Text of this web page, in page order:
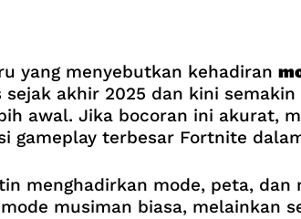
yang menyebutkan kehadiran
akhir 2025 dan kini
awal. Jika bocoran ini akurat,
gameplay terbesar Fortnite
menghadirkan mode, peta,
musiman biasa, melainkan